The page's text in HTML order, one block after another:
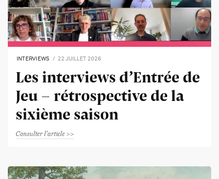
INTERVIEWS 22 JUILLET 2026
Les interviews d’Entrée de
Jeu - rétrospective de la
sixième saison
Consulter l'article